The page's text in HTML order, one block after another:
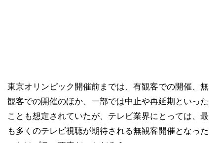
東京オリンピック開催前までは、有観客での開催、無
観客での開催のほか、一部では中止や再延期といった
ことも想定されていたが、テレビ業界にとっては、最
も多くのテレビ視聴が期待される無観客開催となった